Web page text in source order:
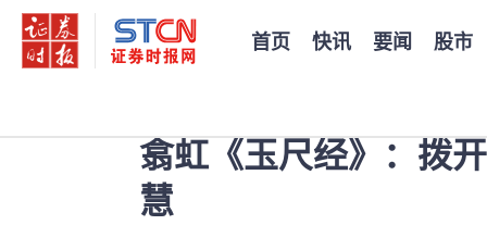
首页 快讯 要闻 股市
翕虹《玉尺经》：拨
慧